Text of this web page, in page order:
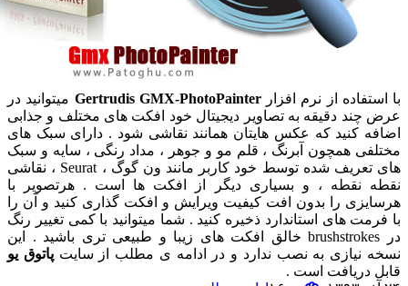
از نرم افزار Gertrudis GMX-PhotoPainterمیتوانید در
دقیقه به تصاویر دیجیتال خود افکت های مختلف و جذابی
کنید که عکس هایتان همانند نقاشی شود . دارای سبک های
همچون آبرنگ ، قلم مو و جوهر ،مداد رنگی ،سایه و سبک
شده توسط خود کاربر مانند
ون گوگ ، Seurat ، نقاشی
نقطه ، و بسیاری دیگر از افکت ها است . هرتصویر با
را بدون افت کیفیت ویرایش و افکت گذاری کنید و آن را
های استاندارد ذخیره کنید . شما میتوانید با کمی تغییر رنگ
brushstrokes خالق افکت های زیبا و طبیعی تری باشید . این
نیازی به نصب ندارد و در ادامه ی مطلب از سایتپاتوق یو
دریافت است .